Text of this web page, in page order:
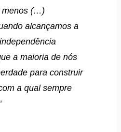
(…)
alcançamos a
a maioria de nós
para construir
a qual sempre